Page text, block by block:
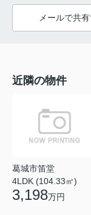
メールで共
近隣の物件
葛城市笛堂
4LDK (104.33㎡)
3,198万円